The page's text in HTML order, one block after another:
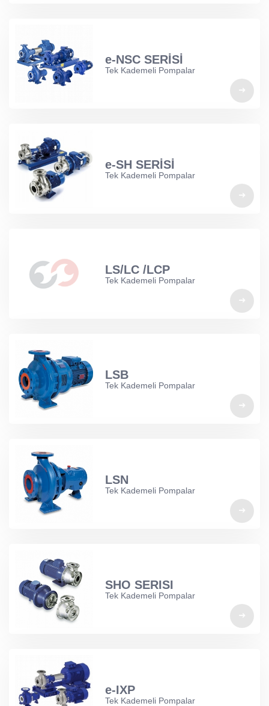
e-NSC SERİSİ
Tek Kademeli Pompalar
e-SH SERİSİ
Tek Kademeli Pompalar
LS/LC /LCP
Tek Kademeli Pompalar
LSB
Tek Kademeli Pompalar
LSN
Tek Kademeli Pompalar
SHO SERISI
Tek Kademeli Pompalar
e-IXP
Tek Kademeli Pompalar